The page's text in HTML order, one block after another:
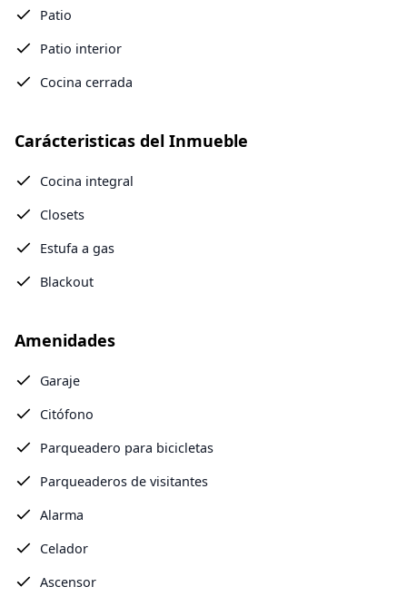
Patio
Patio interior
Cocina cerrada
Carácteristicas del Inmueble
Cocina integral
Closets
Estufa a gas
Blackout
Amenidades
Garaje
Citófono
Parqueadero para bicicletas
Parqueaderos de visitantes
Alarma
Celador
Ascensor